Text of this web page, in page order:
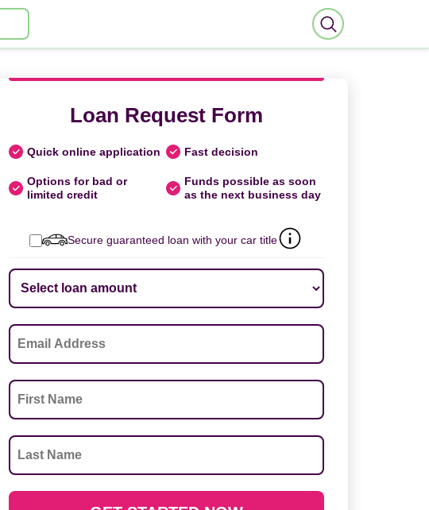
Loan Request Form
Quick online application Fast decision
Options for bad or
limited credit
Funds possible as soon
as the next business day
Secure guaranteed loan with your car title